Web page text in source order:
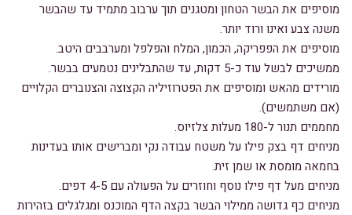
מוסיפים את הבשר הטחון ומטגנים תוך ערבוב מתמיד עד שהבשר
משנה צבע ואינו ורוד יותר.
מוסיפים את הפפריקה, הכמון, המלח והפלפל ומערבבים היטב.
ממשיכים לבשל עוד כ-5 דקות, עד שהתבלינים נטמעים בבשר.
מורידים מהאש ומוסיפים את הפטרוזיליה הקצוצה והצנוברים הקלויים
(אם משתמשים).
מחממים תנור ל-180 מעלות צלזיוס.
מניחים דף בצק פילו על משטח עבודה נקי ומברישים אותו בעדינות
בחמאה מומסת או שמן זית.
מניחים מעל דף פילו נוסף וחוזרים על הפעולה עם 4-5 דפים.
מניחים כף גדושה ממילוי הבשר בקצה הדף המוכנס ומגלגלים בזהירות